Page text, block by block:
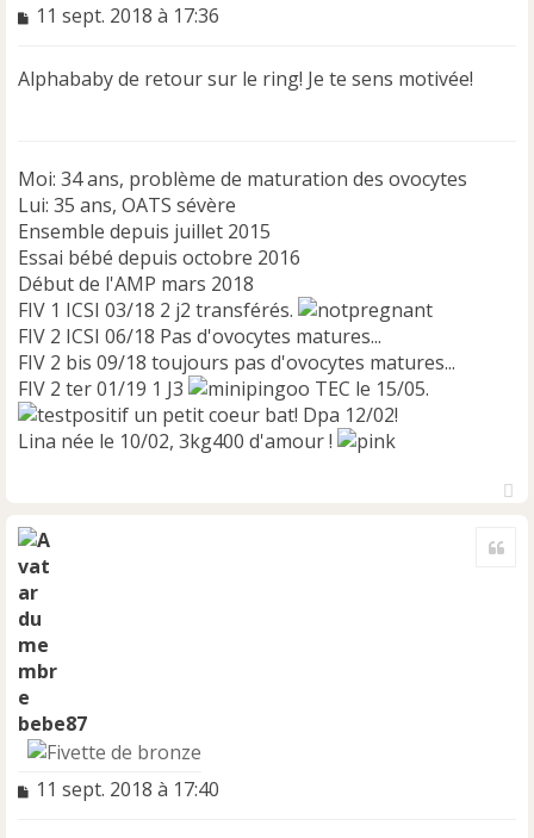
M
s
n
o
n
l
u
11 sept. 2018 à 17:36
Alphababy de retour sur le ring! Je te sens motivée!
Moi: 34 ans, problème de maturation des ovocytes
Lui: 35 ans, OATS sévère
Ensemble depuis juillet 2015
Essai bébé depuis octobre 2016
Début de l'AMP mars 2018
FIV 1 ICSI 03/18 2 j2 transférés.
FIV 2 ICSI 06/18 Pas d'ovocytes matures...
FIV 2 bis 09/18 toujours pas d'ovocytes matures...
FIV 2 ter 01/19 1 J3
TEC le 15/05.
un petit coeur bat! Dpa 12/02!
Lina née le 10/02, 3kg400 d'amour !
bebe87
M11 sept. 2018 à 17:40